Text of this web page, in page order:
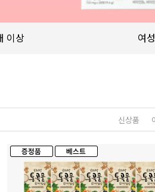
이상 여성
신상품